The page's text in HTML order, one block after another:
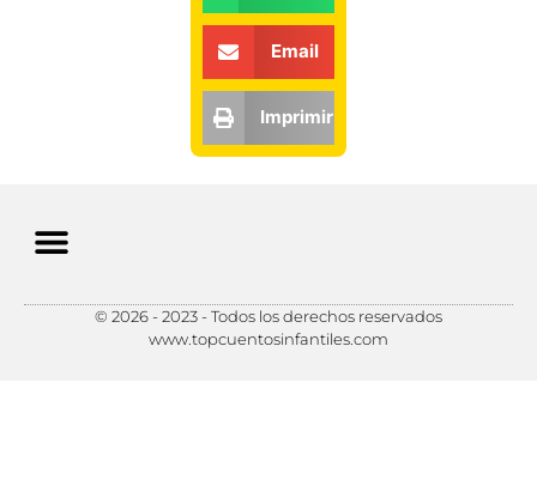
Email
Imprimir
© 2026 - 2023 - Todos los derechos reservados
www.topcuentosinfantiles.com